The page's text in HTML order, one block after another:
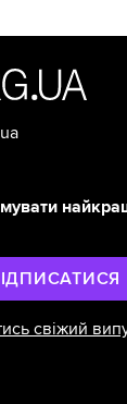
свіжий